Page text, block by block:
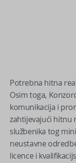
Potrebna hitna
Osim toga,
komunikacija i
zahtijevajući hitnu
službenika tog
neustavne
licence i